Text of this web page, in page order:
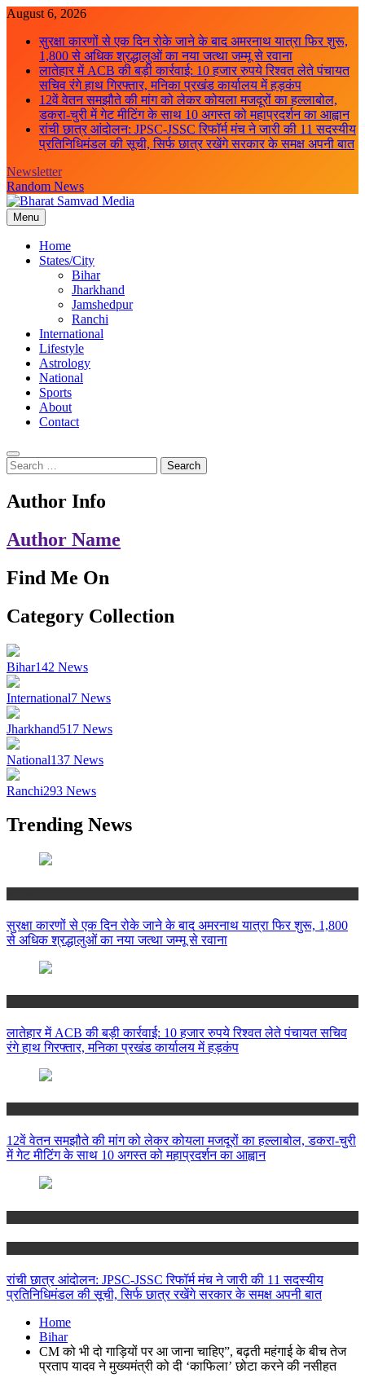
Skip
content
August 6, 2026
सुरक्षा कारणों से एक दिन रोके जाने के बाद अमरनाथ यात्रा फिर शुरू,
1,800 से अधिक श्रद्धालुओं का नया जत्था जम्मू से रवाना
लातेहार में ACB की बड़ी कार्रवाई: 10 हजार रुपये रिश्वत लेते पंचायत
सचिव रंगे हाथ गिरफ्तार, मनिका प्रखंड कार्यालय में हड़कंप
12वें वेतन समझौते की मांग को लेकर कोयला मजदूरों का हल्लाबोल,
डकरा-चुरी में गेट मीटिंग के साथ 10 अगस्त को महाप्रदर्शन का आह्वान
रांची छात्र आंदोलन: JPSC-JSSC रिफॉर्म मंच ने जारी की 11 सदस्यीय
प्रतिनिधिमंडल की सूची, सिर्फ छात्र रखेंगे सरकार के समक्ष अपनी बात
Newsletter
Random News
Bharat Samvad Media
Menu
Home
States/City
Bihar
Jharkhand
Jamshedpur
Ranchi
International
Lifestyle
Astrology
National
Sports
About
Contact
Search
for:
Author Info
Author Name
Find Me On
Category Collection
Bihar142 News
International7 News
Jharkhand517 News
National137 News
Ranchi293 News
Trending News
सुरक्षा कारणों से एक दिन रोके जाने के बाद अमरनाथ यात्रा फिर शुरू, 1,800
से अधिक श्रद्धालुओं का नया जत्था जम्मू से रवाना
लातेहार में ACB की बड़ी कार्रवाई: 10 हजार रुपये रिश्वत लेते पंचायत सचिव
रंगे हाथ गिरफ्तार, मनिका प्रखंड कार्यालय में हड़कंप
12वें वेतन समझौते की मांग को लेकर कोयला मजदूरों का हल्लाबोल, डकरा-चुरी
में गेट मीटिंग के साथ 10 अगस्त को महाप्रदर्शन का आह्वान
रांची छात्र आंदोलन: JPSC-JSSC रिफॉर्म मंच ने जारी की 11 सदस्यीय
प्रतिनिधिमंडल की सूची, सिर्फ छात्र रखेंगे सरकार के समक्ष अपनी बात
Home
Bihar
CM को भी दो गाड़ियों पर आ जाना चाहिए”, बढ़ती महंगाई के बीच तेज
प्रताप यादव ने मुख्यमंत्री को दी ‘काफिला’ छोटा करने की नसीहत